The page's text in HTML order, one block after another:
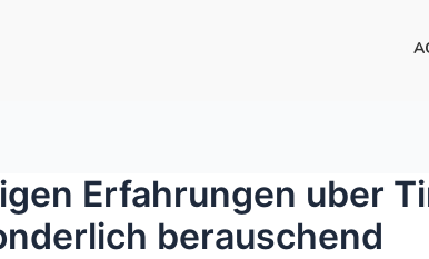
Erfahrungen uber
berauschend